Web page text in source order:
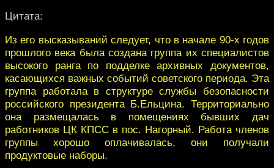
Цитата:
Из его высказываний следует, что в начале 90-х годов
прошлого века была создана группа их специалистов
высокого ранга по подделке архивных документов,
касающихся важных событий советского периода. Эта
группа работала в структуре службы безопасности
российского президента Б.Ельцина. Территориально
она размещалась в помещениях бывших дач
работников ЦК КПСС в пос. Нагорный. Работа членов
группы хорошо оплачивалась, они получали
продуктовые наборы.